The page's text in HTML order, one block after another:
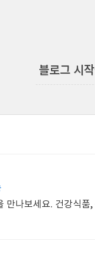
블로그 시
만나보세요. 건강식